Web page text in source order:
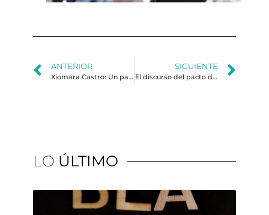
ANTERIOR
Xiomara Castro: Un parteaguas en la historia de Honduras
SIGUIENTE
El discurso del pacto de corruptos en Guatemala (2015-2019)
LO ÚLTIMO